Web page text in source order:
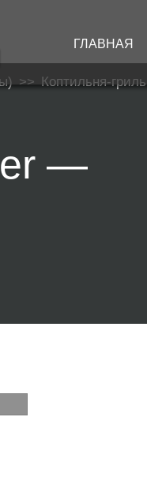
ГЛАВНАЯ
>>Коптильня-гриль
—